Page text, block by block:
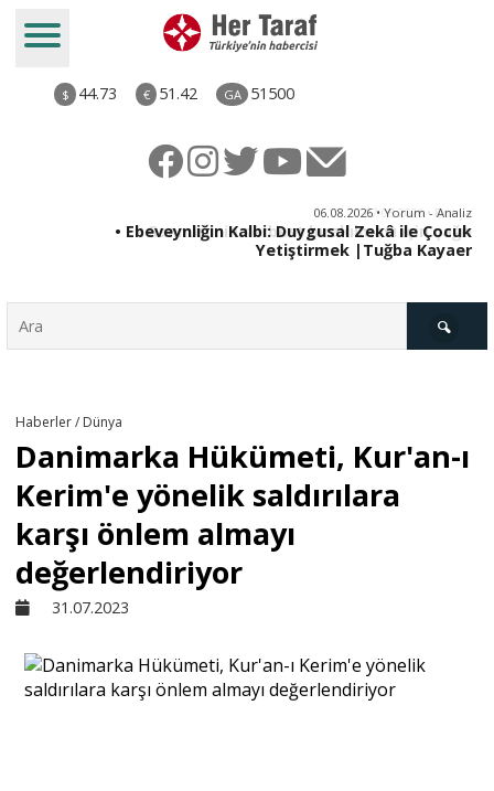
$ 44.73 € 51.42 GA 51500
06.08.2026 • Yorum - Analiz
• Ebeveynliğin Kalbi: Duygusal Zekâ ile Çocuk
Yetiştirmek |Tuğba Kayaer
Derkenar
Sivil Toplum
Ekonomi
Haberler / Dünya
Danimarka Hükümeti, Kur'an-ı
Kerim'e yönelik saldırılara
karşı önlem almayı
değerlendiriyor
31.07.2023